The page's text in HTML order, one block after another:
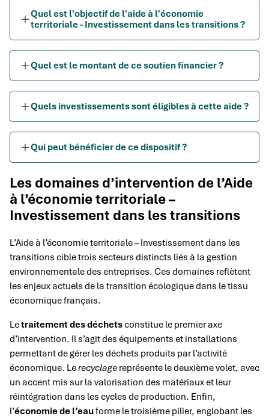
Quel est l'objectif de l'aide à l'économie
territoriale - Investissement dans les transitions ?
Quel est le montant de ce soutien financier ?
Quels investissements sont éligibles à cette aide ?
Qui peut bénéficier de ce dispositif ?
Les domaines d’intervention de l’Aide
à l’économie territoriale –
Investissement dans les transitions
L’Aide à l’économie territoriale – Investissement dans les
transitions cible trois secteurs distincts liés à la gestion
environnementale des entreprises. Ces domaines reflètent
les enjeux actuels de la transition écologique dans le tissu
économique français.
Letraitement des déchetsconstitue le premier axe
d’intervention. Il s’agit des équipements et installations
permettant de gérer les déchets produits par l’activité
économique. Lerecyclage représente le deuxième volet, avec
un accent mis sur la valorisation des matériaux et leur
réintégration dans les cycles de production. Enfin,
l’économie de l’eauforme le troisième pilier, englobant les